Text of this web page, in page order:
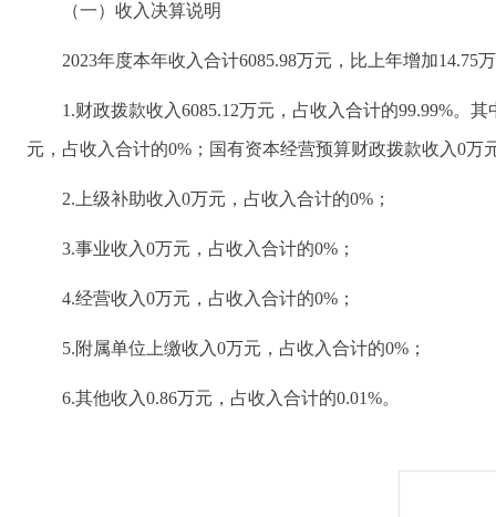
（一）收入决算说明
2023年度本年收入合计6085.98万元，比上年增加14.75
1.财政拨款收入6085.12万元，占收入合计的99.99%。
元，占收入合计的0%；国有资本经营预算财政拨款收入0万
2.上级补助收入0万元，占收入合计的0%；
3.事业收入0万元，占收入合计的0%；
4.经营收入0万元，占收入合计的0%；
5.附属单位上缴收入0万元，占收入合计的0%；
6.其他收入0.86万元，占收入合计的0.01%。